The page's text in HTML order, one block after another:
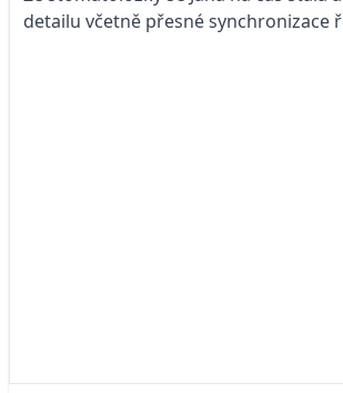
detailu včetně přesné synchronizace